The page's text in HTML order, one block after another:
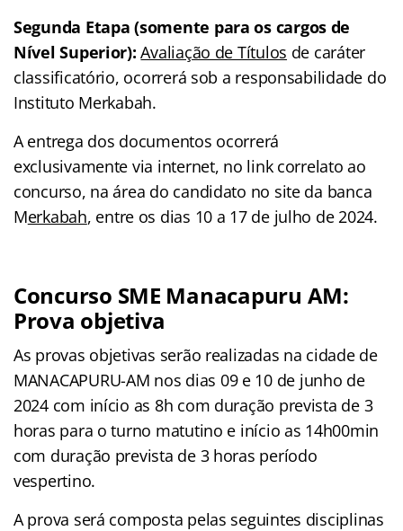
Segunda Etapa (somente para os cargos de
Nível Superior):Avaliação de Títulos de caráter
classificatório, ocorrerá sob a responsabilidade do
Instituto Merkabah.
A entrega dos documentos ocorrerá
exclusivamente via internet, no link correlato ao
concurso, na área do candidato no site da banca
Merkabah, entre os dias 10 a 17 de julho de 2024.
Concurso SME Manacapuru AM:
Prova objetiva
As provas objetivas serão realizadas na cidade de
MANACAPURU-AM nos dias 09 e 10 de junho de
2024 com início as 8h com duração prevista de 3
horas para o turno matutino e início as 14h00min
com duração prevista de 3 horas período
vespertino.
A prova será composta pelas seguintes disciplinas